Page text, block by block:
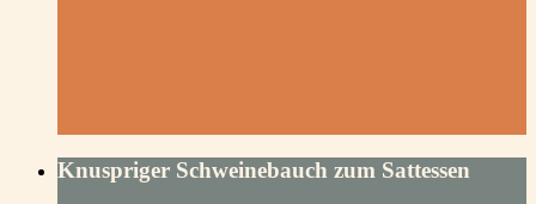
Knuspriger Schweinebauch zum Sattessen